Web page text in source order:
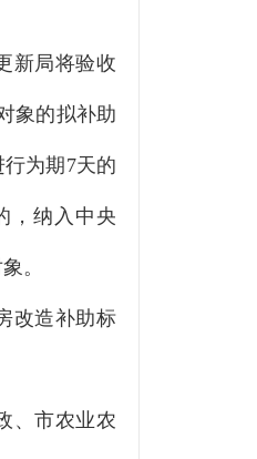
新局将验收
象的拟补助
为期7天的
，纳入 中央
。
改造补助标
、市农业农